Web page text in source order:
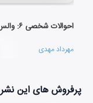
مهرداد مهدی
پرفروش های این نشر